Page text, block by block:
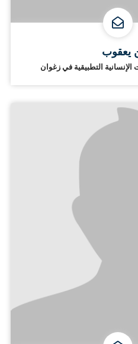
يعقوب
التطبيقية في زغوان